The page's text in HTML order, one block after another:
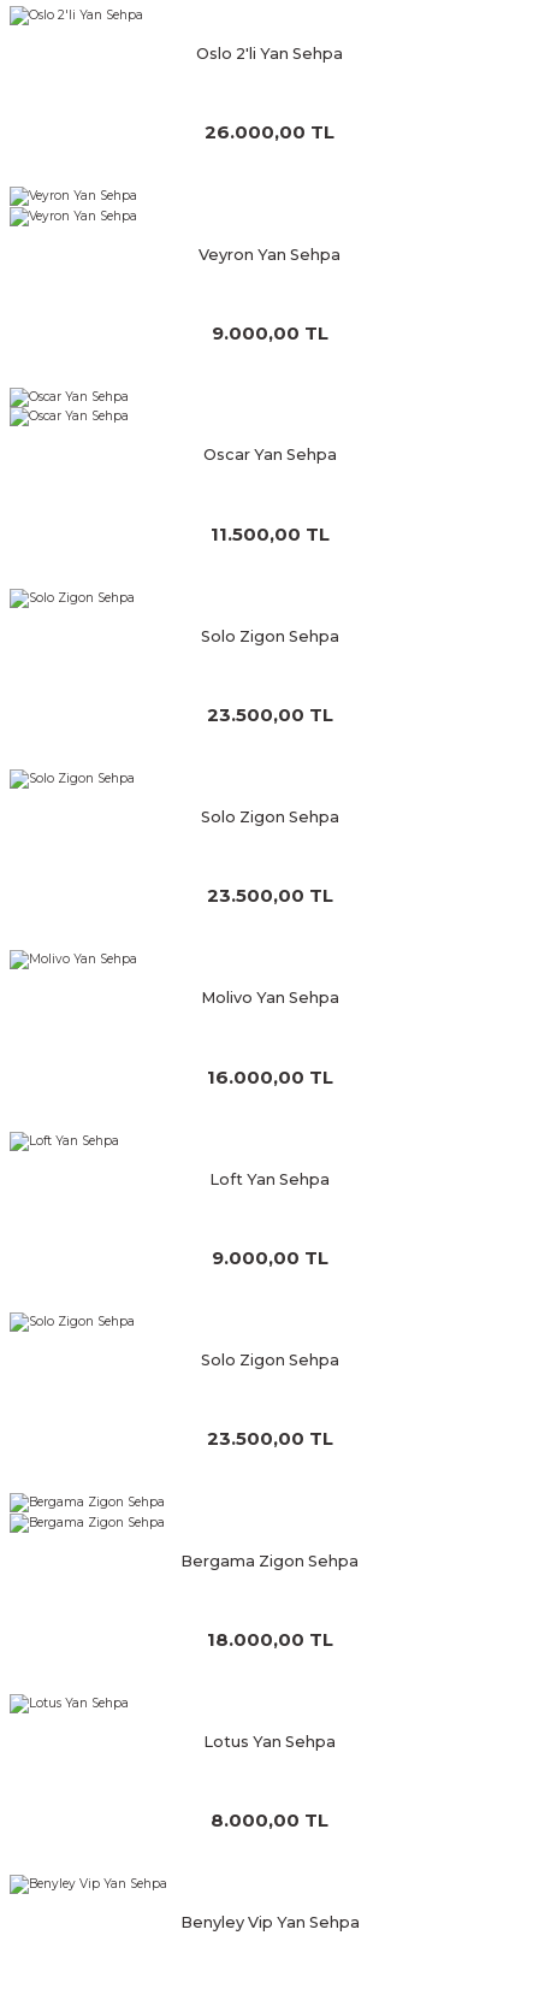
Oslo 2'li Yan Sehpa
26.000,00 TL
Veyron Yan Sehpa
9.000,00 TL
Oscar Yan Sehpa
11.500,00 TL
Solo Zigon Sehpa
23.500,00 TL
Solo Zigon Sehpa
23.500,00 TL
Molivo Yan Sehpa
16.000,00 TL
Loft Yan Sehpa
9.000,00 TL
Solo Zigon Sehpa
23.500,00 TL
Bergama Zigon Sehpa
18.000,00 TL
Lotus Yan Sehpa
8.000,00 TL
Benyley Vip Yan Sehpa